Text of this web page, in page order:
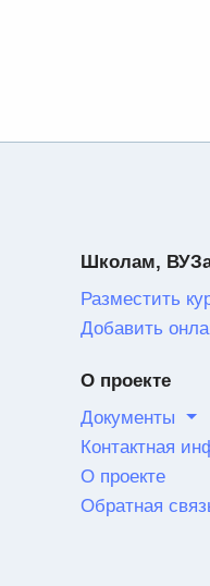
Школам,
Разместить
Добавить
О проекте
Документы
Контактная
О проекте
Обратная